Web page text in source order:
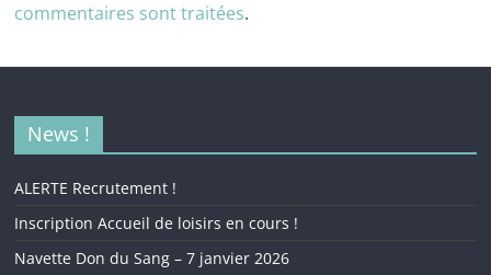
commentaires sont traitées.
News !
ALERTE Recrutement !
Inscription Accueil de loisirs en cours !
Navette Don du Sang – 7 janvier 2026